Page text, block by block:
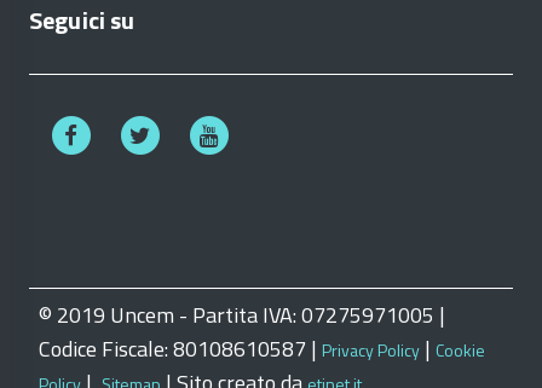
Seguici su
© 2019 Uncem - Partita IVA: 07275971005 |
Codice Fiscale: 80108610587 | Privacy Policy | Cookie